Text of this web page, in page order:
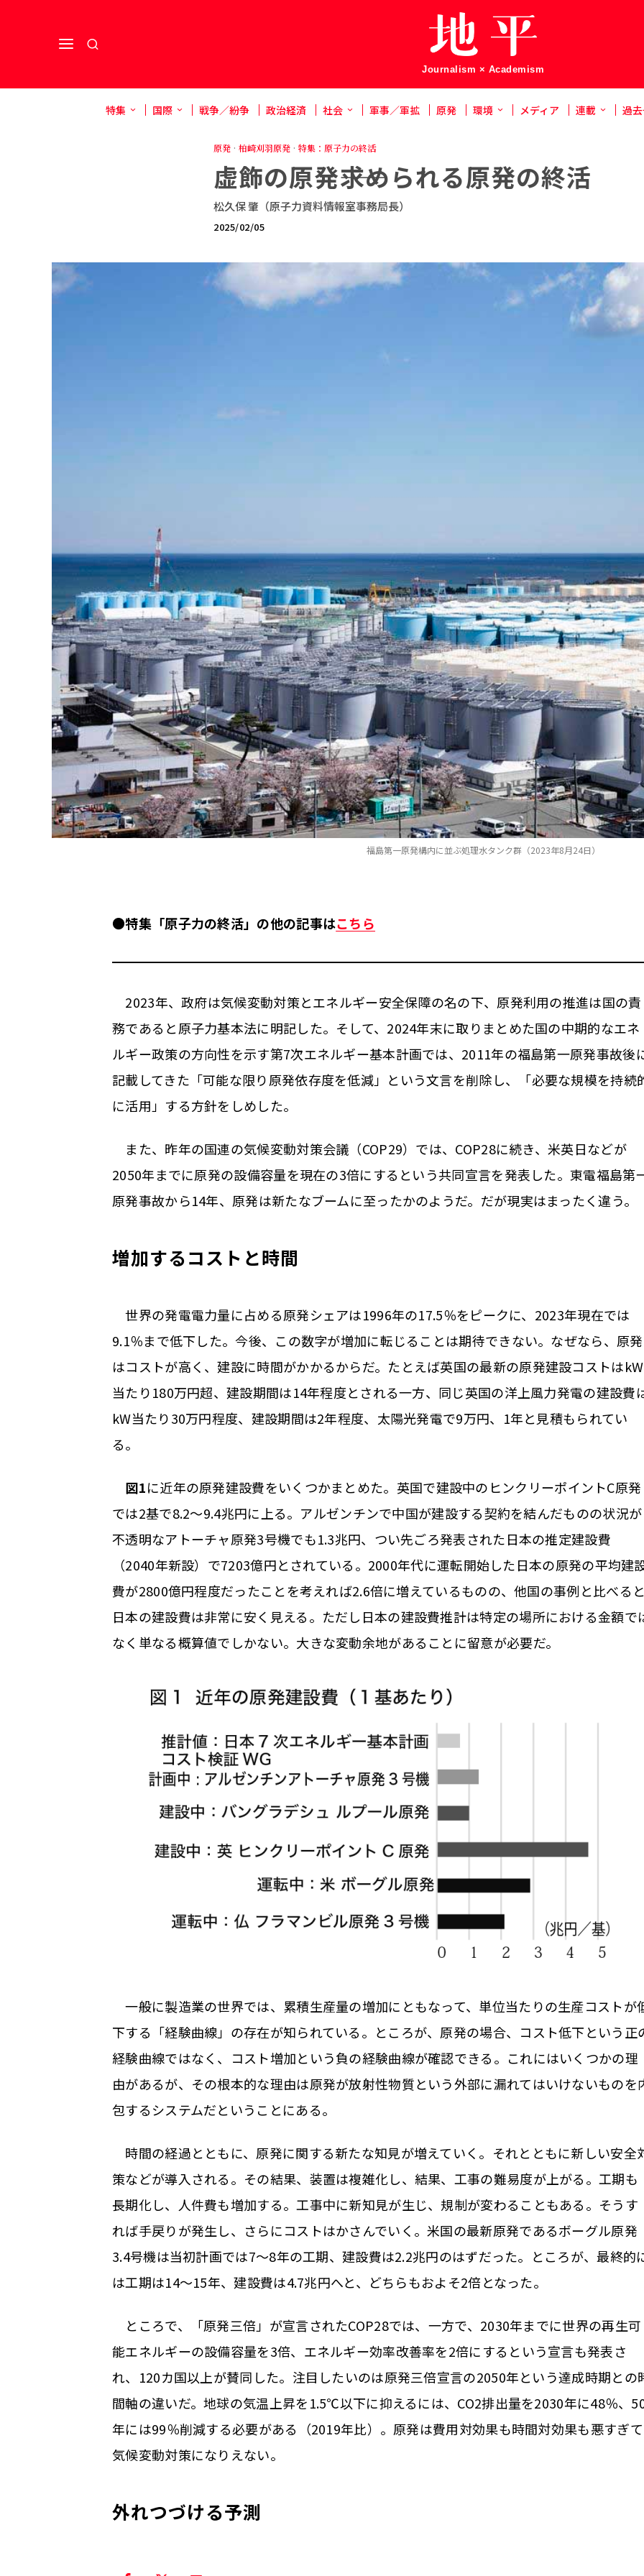
Journalism × Academism
特集 国際 戦争／紛争 政治経済 社会 軍事／軍拡 原発 環境 メディア 連載 過
原発 · 柏崎刈羽原発 · 特集：原子力の終活
虚飾の原発――求められる原発の終活
松久保 肇（原子力資料情報室事務局長）
2025/02/05
福島第一原発構内に並ぶ処理水タンク群（2023年8月24日）
●特集「原子力の終活」の他の記事はこちら
2023年、政府は気候変動対策とエネルギー安全保障の名の下、原発利用の推進は国の責
務であると原子力基本法に明記した。そして、2024年末に取りまとめた国の中期的なエネ
ルギー政策の方向性を示す第7次エネルギー基本計画では、2011年の福島第一原発事故後
記載してきた「可能な限り原発依存度を低減」という文言を削除し、「必要な規模を持続
に活用」する方針をしめした。
また、昨年の国連の気候変動対策会議（COP29）では、COP28に続き、米英日などが
2050年までに原発の設備容量を現在の3倍にするという共同宣言を発表した。東電福島第
原発事故から14年、原発は新たなブームに至ったかのようだ。だが現実はまったく違う。
増加するコストと時間
世界の発電電力量に占める原発シェアは1996年の17.5％をピークに、2023年現在では
9.1％まで低下した。今後、この数字が増加に転じることは期待できない。なぜなら、原発
はコストが高く、建設に時間がかかるからだ。たとえば英国の最新の原発建設コストはkW
当たり180万円超、建設期間は14年程度とされる一方、同じ英国の洋上風力発電の建設費
kW当たり30万円程度、建設期間は2年程度、太陽光発電で9万円、1年と見積もられてい
る。
図1に近年の原発建設費をいくつかまとめた。英国で建設中のヒンクリーポイントC原発
では2基で8.2～9.4兆円に上る。アルゼンチンで中国が建設する契約を結んだものの状況が
不透明なアトーチャ原発3号機でも1.3兆円、つい先ごろ発表された日本の推定建設費
（2040年新設）で7203億円とされている。2000年代に運転開始した日本の原発の平均建
費が2800億円程度だったことを考えれば2.6倍に増えているものの、他国の事例と比べる
日本の建設費は非常に安く見える。ただし日本の建設費推計は特定の場所における金額で
なく単なる概算値でしかない。大きな変動余地があることに留意が必要だ。
一般に製造業の世界では、累積生産量の増加にともなって、単位当たりの生産コストが
下する「経験曲線」の存在が知られている。ところが、原発の場合、コスト低下という正
経験曲線ではなく、コスト増加という負の経験曲線が確認できる。これにはいくつかの理
由があるが、その根本的な理由は原発が放射性物質という外部に漏れてはいけないものを
包するシステムだということにある。
時間の経過とともに、原発に関する新たな知見が増えていく。それとともに新しい安全
策などが導入される。その結果、装置は複雑化し、結果、工事の難易度が上がる。工期も
長期化し、人件費も増加する。工事中に新知見が生じ、規制が変わることもある。そうす
れば手戻りが発生し、さらにコストはかさんでいく。米国の最新原発であるボーグル原発
3.4号機は当初計画では7～8年の工期、建設費は2.2兆円のはずだった。ところが、最終的
は工期は14～15年、建設費は4.7兆円へと、どちらもおよそ2倍となった。
ところで、「原発三倍」が宣言されたCOP28では、一方で、2030年までに世界の再生可
能エネルギーの設備容量を3倍、エネルギー効率改善率を2倍にするという宣言も発表さ
れ、120カ国以上が賛同した。注目したいのは原発三倍宣言の2050年という達成時期との
間軸の違いだ。地球の気温上昇を1.5℃以下に抑えるには、CO2排出量を2030年に48％、
年には99％削減する必要がある（2019年比）。原発は費用対効果も時間対効果も悪すぎて
気候変動対策になりえない。
外れつづける予測